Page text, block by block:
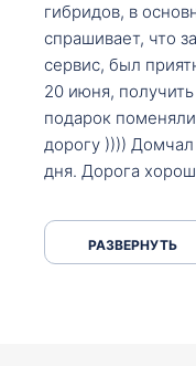
гибридов, в
спрашивает, что
сервис, был
20 июня,
подарок
дорогу ))))
дня. Дорога
серпантинах по
РАЗВЕРНУТЬ